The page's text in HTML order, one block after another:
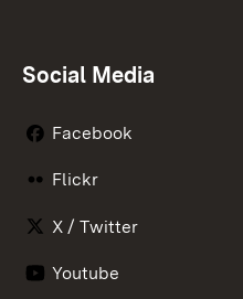
Social Media
Facebook
Flickr
X / Twitter
Youtube